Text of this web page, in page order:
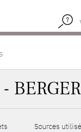
Sources